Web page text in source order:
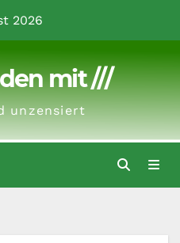
2026
mit ///
unzensiert